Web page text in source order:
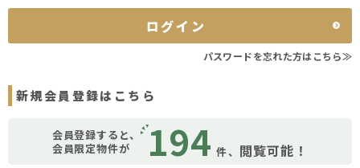
ログイン
パスワードを忘れた方はこちら≫
新規会員登録はこちら
会員登録すると、
会員限定物件が
194 件、 閲覧可能！